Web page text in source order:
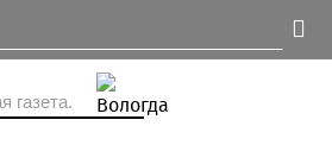
газета.